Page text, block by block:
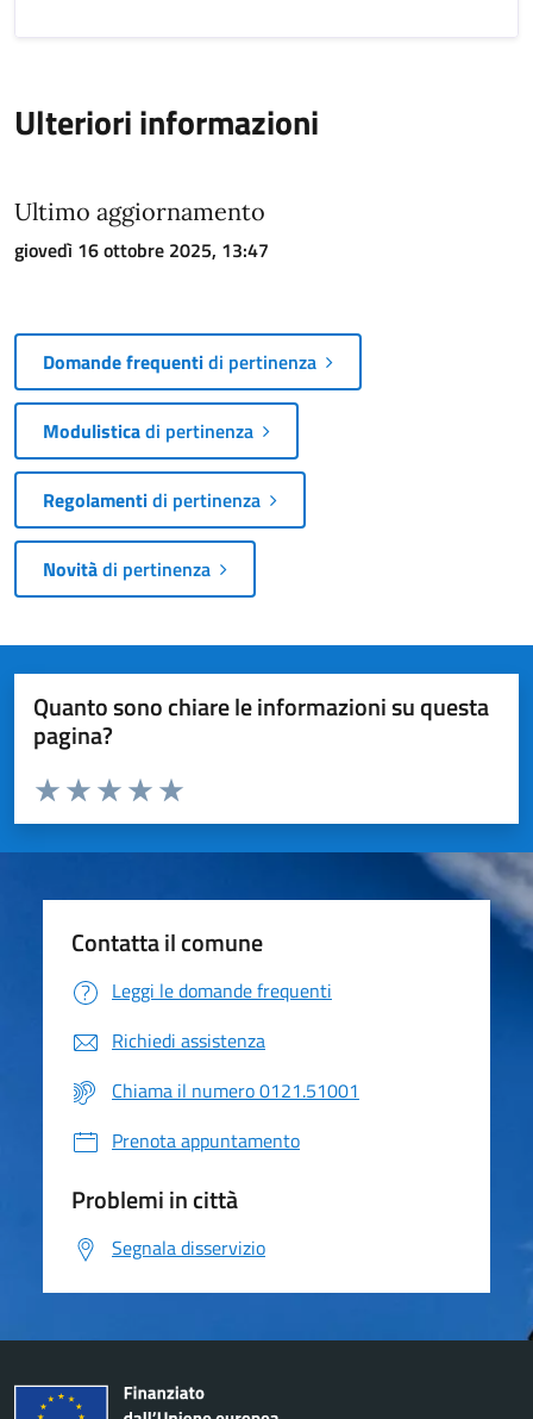
Ulteriori informazioni
Ultimo aggiornamento
giovedì 16 ottobre 2025, 13:47
Domande frequentidi pertinenza
Modulisticadi pertinenza
Regolamentidi pertinenza
Novitàdi pertinenza
Quanto sono chiare le informazioni su questa
pagina?
Valuta da 1 a 5 stelle la pagina
Valuta 5 stelle su 5
Valuta 4 stelle su 5
Valuta 3 stelle su 5
Valuta 2 stelle su 5
Valuta 1 stelle su 5
Contatta il comune
Leggi le domande frequenti
Richiedi assistenza
Chiama il numero 0121.51001
Prenota appuntamento
Problemi in città
Segnala disservizio